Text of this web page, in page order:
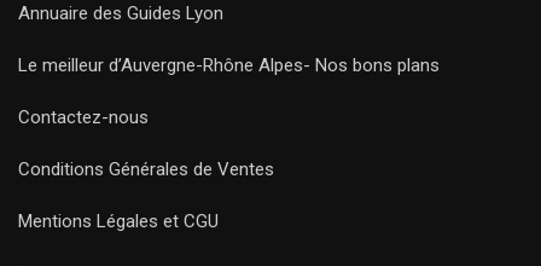
Annuaire des Guides Lyon
Le meilleur d’Auvergne-Rhône Alpes- Nos bons plans
Contactez-nous
Conditions Générales de Ventes
Mentions Légales et CGU